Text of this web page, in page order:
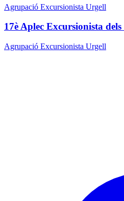
Agrupació Excursionista Urgell
17è Aplec Excursionista
Agrupació Excursionista Urgell